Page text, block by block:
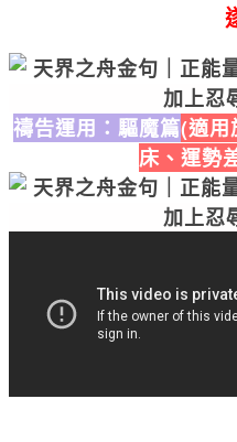
禱告運用：驅魔篇(適用
床、運勢